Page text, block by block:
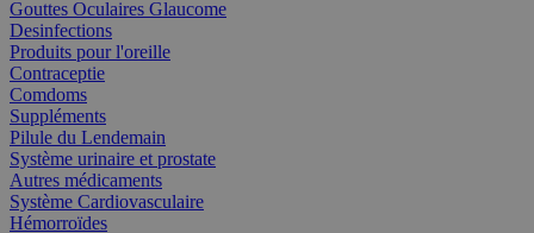
Gouttes Oculaires Glaucome
Desinfections
Produits pour l'oreille
Contraceptie
Comdoms
Suppléments
Pilule du Lendemain
Système urinaire et prostate
Autres médicaments
Système Cardiovasculaire
Hémorroïdes